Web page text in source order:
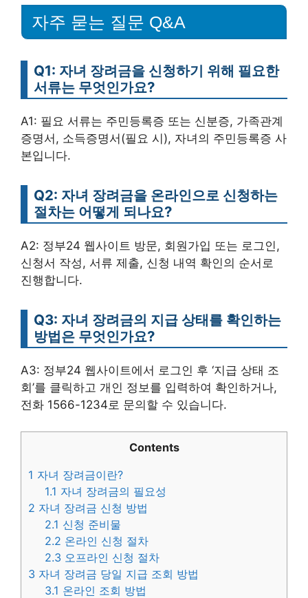
자주 묻는 질문 Q&A
Q1: 자녀 장려금을 신청하기 위해 필요한
서류는 무엇인가요?
A1: 필요 서류는 주민등록증 또는 신분증, 가족관계
증명서, 소득증명서(필요 시), 자녀의 주민등록증 사
본입니다.
Q2: 자녀 장려금을 온라인으로 신청하는
절차는 어떻게 되나요?
A2: 정부24 웹사이트 방문, 회원가입 또는 로그인,
신청서 작성, 서류 제출, 신청 내역 확인의 순서로
진행합니다.
Q3: 자녀 장려금의 지급 상태를 확인하는
방법은 무엇인가요?
A3: 정부24 웹사이트에서 로그인 후 ‘지급 상태 조
회’를 클릭하고 개인 정보를 입력하여 확인하거나,
전화 1566-1234로 문의할 수 있습니다.
Contents
1 자녀 장려금이란?
1.1 자녀 장려금의 필요성
2 자녀 장려금 신청 방법
2.1 신청 준비물
2.2 온라인 신청 절차
2.3 오프라인 신청 절차
3 자녀 장려금 당일 지급 조회 방법
3.1 온라인 조회 방법